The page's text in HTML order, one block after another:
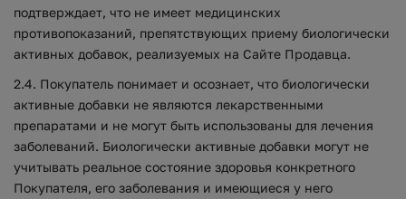
подтверждает, что не имеет медицинских
противопоказаний, препятствующих приему биологически
активных добавок, реализуемых на Сайте Продавца.
2.4. Покупатель понимает и осознает, что биологически
активные добавки не являются лекарственными
препаратами и не могут быть использованы для лечения
заболеваний. Биологически активные добавки могут не
учитывать реальное состояние здоровья конкретного
Покупателя, его заболевания и имеющиеся у него